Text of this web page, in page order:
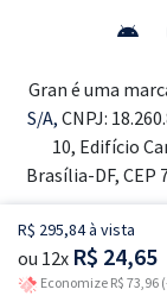
R$ 295,84 à vista
ou 12x R$ 24,65
Economize R$ 73,96
Gran é uma
S/A, CNPJ:
10, Edifício
Brasília-DF, CEP